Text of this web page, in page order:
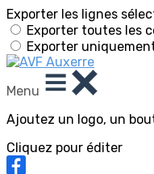
Exporter les lignes
Exporter toutes les
Exporter
Menu
Ajoutez un logo, un
Cliquez pour éditer